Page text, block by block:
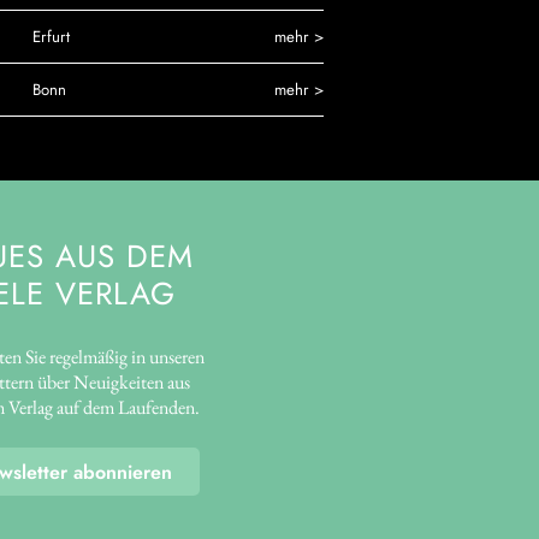
Erfurt mehr >
Bonn mehr >
AUS DEM
VERLAG
Sie regelmäßig in unseren
über Neuigkeiten aus
Verlag auf dem Laufenden.
abonnieren